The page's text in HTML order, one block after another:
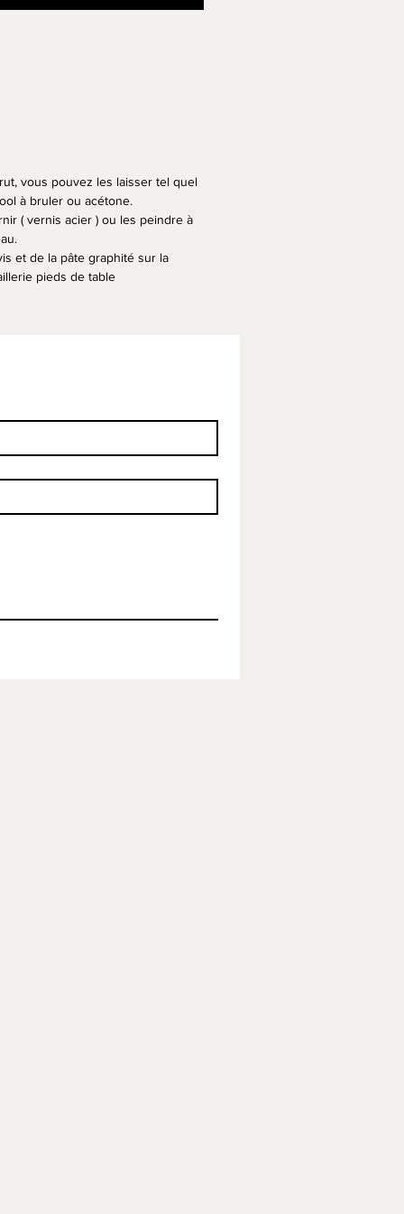
vous pouvez les laisser tel quel
à bruler ou acétone.
( vernis acier ) ou les peindre à
et de la pâte graphité sur la
pieds de table